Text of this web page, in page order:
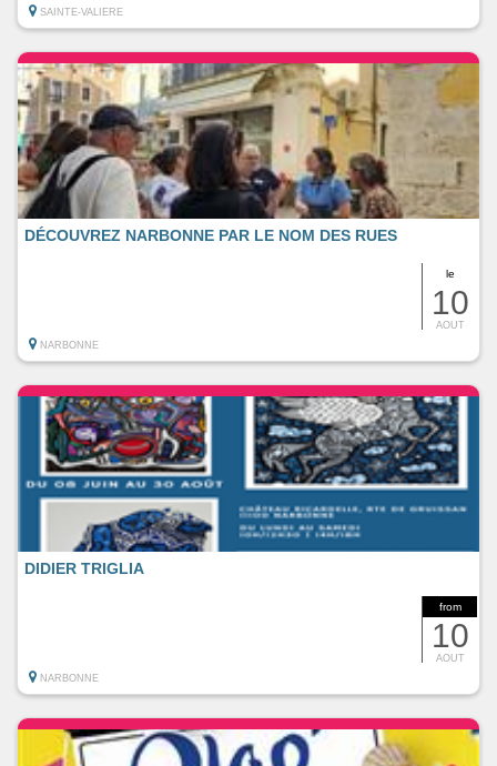
SAINTE-VALIERE
le
10
AOUT
DÉCOUVREZ NARBONNE PAR LE NOM DES RUES
NARBONNE
from
10
AOUT
DIDIER TRIGLIA
NARBONNE